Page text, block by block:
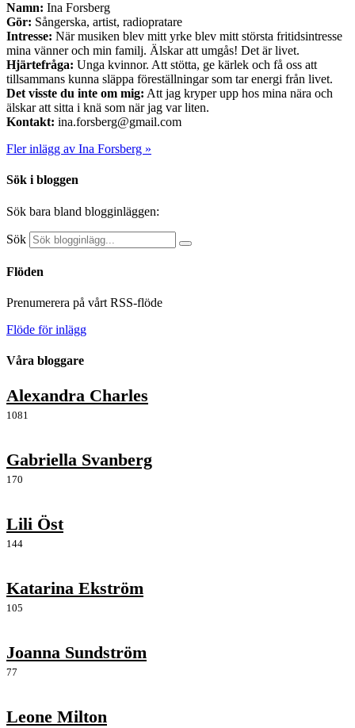
Namn: Ina Forsberg
Gör: Sångerska, artist, radiopratare
Intresse: När musiken blev mitt yrke blev mitt största fritidsintresse
mina vänner och min familj. Älskar att umgås! Det är livet.
Hjärtefråga: Unga kvinnor. Att stötta, ge kärlek och få oss att
tillsammans kunna släppa föreställningar som tar energi från livet.
Det visste du inte om mig: Att jag kryper upp hos mina nära och
älskar att sitta i knä som när jag var liten.
Kontakt: ina.forsberg@gmail.com
Fler inlägg av Ina Forsberg »
Sök i bloggen
Sök bara bland blogginläggen:
Sök
Flöden
Prenumerera på vårt RSS-flöde
Flöde för inlägg
Våra bloggare
Alexandra Charles
1081
Gabriella Svanberg
170
Lili Öst
144
Katarina Ekström
105
Joanna Sundström
77
Leone Milton